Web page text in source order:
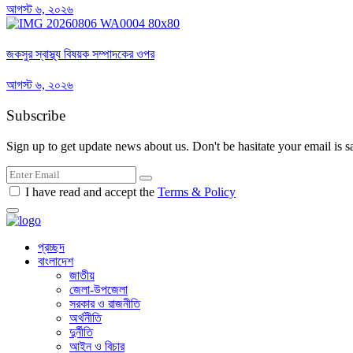
আগস্ট ৬, ২০২৬
জকসুর স্বাস্থ্য বিষয়ক সম্পাদকের ওপর
আগস্ট ৬, ২০২৬
Subscribe
Sign up to get update news about us. Don't be hasitate your email is
I have read and accept the Terms & Policy
প্রচ্ছদ
বাংলাদেশ
জাতীয়
জেলা-উপজেলা
সরকার ও রাজনীতি
অর্থনীতি
দুর্নীতি
আইন ও বিচার